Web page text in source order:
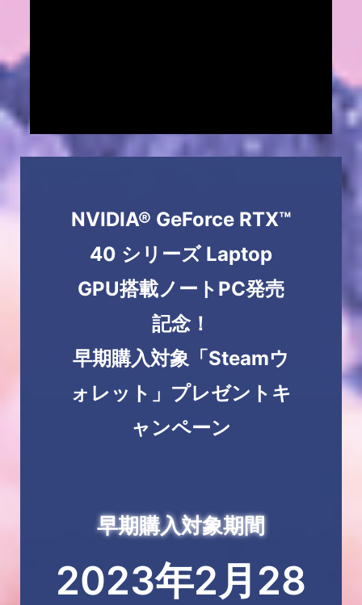
NVIDIA® GeForce RTX™
40 シリーズ Laptop
GPU搭載ノートPC発売
記念！
早期購入対象「Steamウ
ォレット」プレゼントキ
ャンペーン
早期購入対象期間
2023年2月28